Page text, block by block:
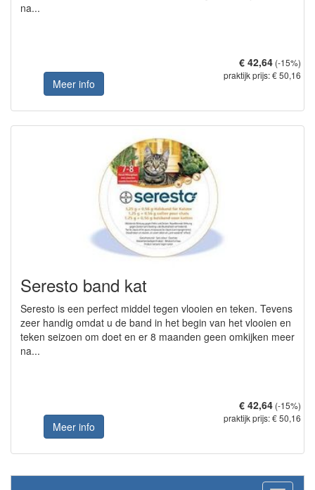
na...
Meer info
€ 42,64 (-15%)
praktijk prijs: € 50,16
Seresto band kat
Seresto is een perfect middel tegen vlooien en teken. Tevens
zeer handig omdat u de band in het begin van het vlooien en
teken seizoen om doet en er 8 maanden geen omkijken meer
na...
Meer info
€ 42,64 (-15%)
praktijk prijs: € 50,16